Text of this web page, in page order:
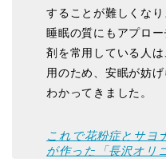
することが難しくな
睡眠の質にもアプロ
剤を常用している人
用のため、安眠が妨
わかってきました。
これで花粉症とサヨ
が作った「長沢オリ